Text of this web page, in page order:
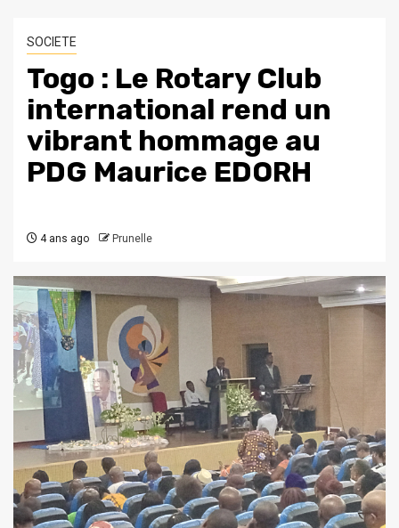
SOCIETE
Togo : Le Rotary Club
international rend un
vibrant hommage au
PDG Maurice EDORH
4 ans ago Prunelle